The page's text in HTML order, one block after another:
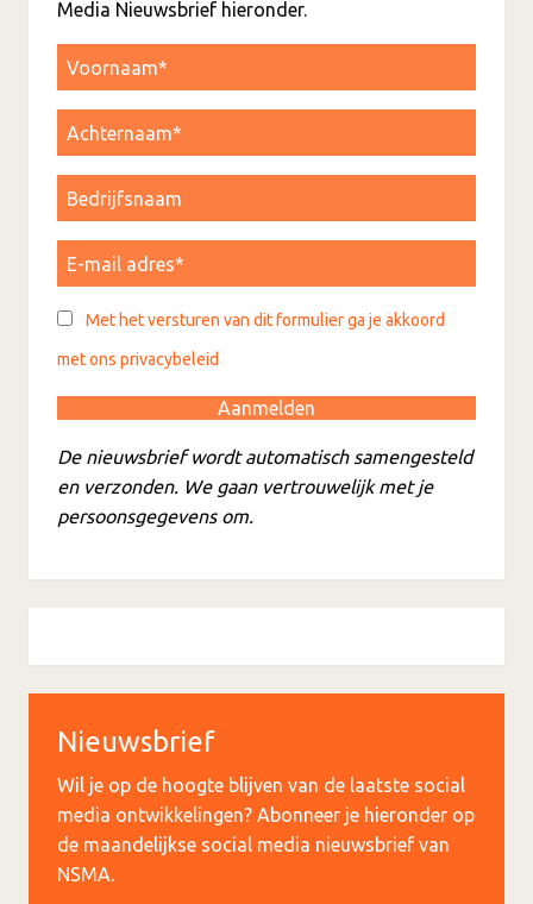
Media Nieuwsbrief hieronder.
Met het versturen van dit formulier ga je akkoord
met ons privacybeleid
De nieuwsbrief wordt automatisch samengesteld
en verzonden. We gaan vertrouwelijk met je
persoonsgegevens om.
Nieuwsbrief
Wil je op de hoogte blijven van de laatste social
media ontwikkelingen? Abonneer je hieronder op
de maandelijkse social media nieuwsbrief van
NSMA.